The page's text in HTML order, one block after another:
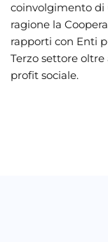
coinvolgimento di
ragione la
rapporti con Enti
Terzo settore
profit sociale.